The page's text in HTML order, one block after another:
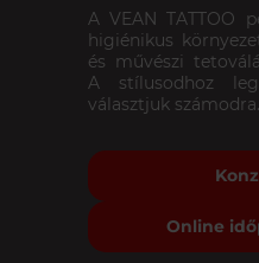
A VEAN TATTOO
higiénikus
és művészi
A stílusodhoz
választjuk számodra.
Online